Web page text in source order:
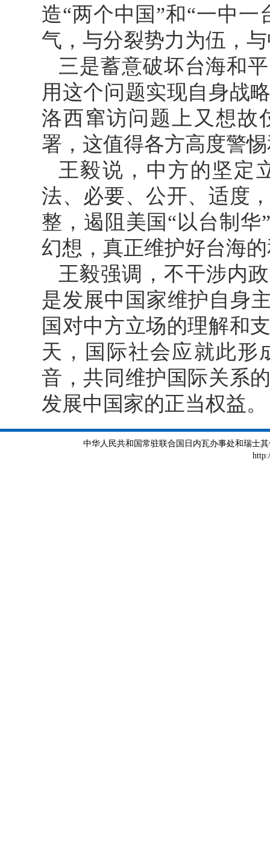
造“两个中国”和“一中
气，与分裂势力为伍，
三是蓄意破坏台海和
用这个问题实现自身战
洛西窜访问题上又想故
署，这值得各方高度警
王毅说，中方的坚定
法、必要、公开、适度
整，遏阻美国“以台制华
幻想，真正维护好台海
王毅强调，不干涉内
是发展中国家维护自身
国对中方立场的理解和
天，国际社会应就此形
音，共同维护国际关系
发展中国家的正当权益。
中华人民共和国常驻联合国日内瓦办事处和瑞士